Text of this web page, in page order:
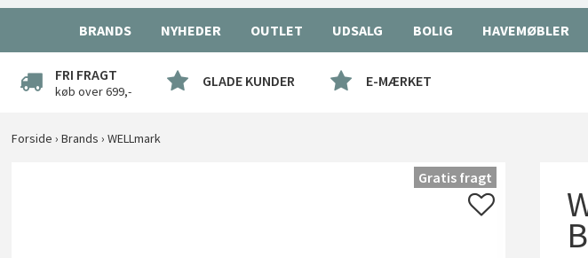
BRANDS NYHEDER OUTLET UDSALG BOLIG HAVEMØBLER
FRI FRAGT
køb over 699,-
GLADE KUNDER E-MÆRKET
Forside ›Brands ›WELLmark
Gratis fragt